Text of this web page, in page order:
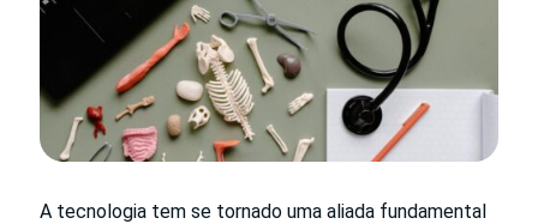
A tecnologia tem se tornado uma aliada fundamental